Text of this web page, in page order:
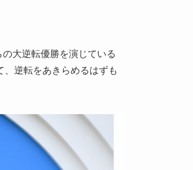
大逆転優勝を演じている
逆転をあきらめるはずも